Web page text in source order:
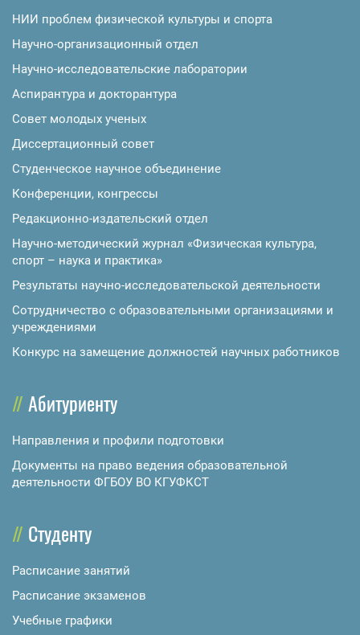
НИИ проблем физической культуры и спорта
Научно-организационный отдел
Научно-исследовательские лаборатории
Аспирантура и докторантура
Совет молодых ученых
Диссертационный совет
Студенческое научное объединение
Конференции, конгрессы
Редакционно-издательский отдел
Научно-методический журнал «Физическая культура,
спорт – наука и практика»
Результаты научно-исследовательской деятельности
Сотрудничество с образовательными организациями и
учреждениями
Конкурс на замещение должностей научных работников
Абитуриенту
Направления и профили подготовки
Документы на право ведения образовательной
деятельности ФГБОУ ВО КГУФКСТ
Студенту
Расписание занятий
Расписание экзаменов
Учебные графики